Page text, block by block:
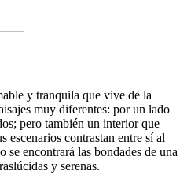
y tranquila que vive de la
muy diferentes: por un lado
pero también un interior que
escenarios contrastan entre sí al
encontrará las bondades de una
y serenas.